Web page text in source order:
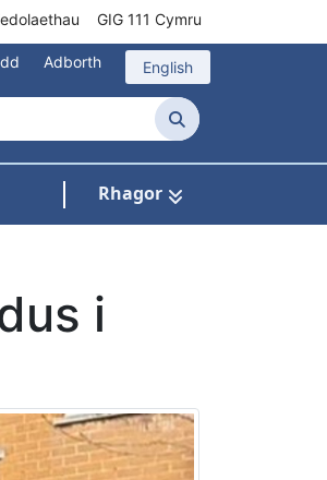
GIG 111 Cymru
Adborth English
Chwilio
Rhagor
i